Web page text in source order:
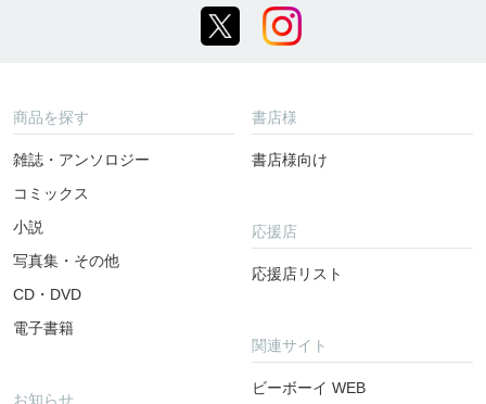
商品を探す
雑誌・アンソロジー
コミックス
小説
写真集・その他
CD・DVD
電子書籍
お知らせ
書店様
書店様向け
応援店
応援店リスト
関連サイト
ビーボーイ WEB